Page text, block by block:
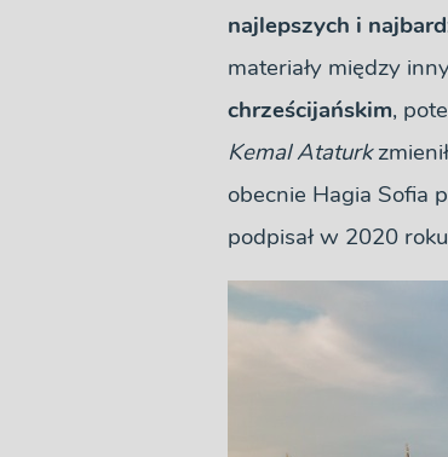
najlepszych i
materiały między
chrześcijańskim,
Kemal Ataturk
obecnie Hagia Sofia
podpisał w 2020